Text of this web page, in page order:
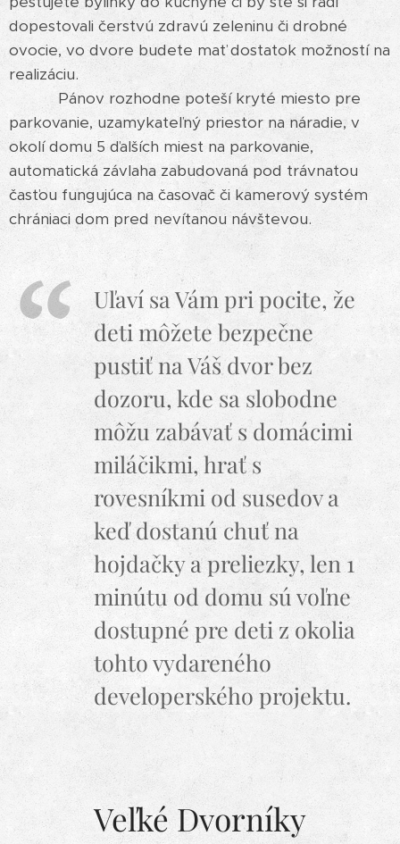
dopestovali čerstvú zdravú zeleninu či drobné
ovocie, vo dvore budete mať dostatok možností na
realizáciu.
Pánov rozhodne poteší kryté miesto pre
parkovanie, uzamykateľný priestor na náradie, v
okolí domu 5 ďalších miest na parkovanie,
automatická závlaha zabudovaná pod trávnatou
časťou fungujúca na časovač či kamerový systém
chrániaci dom pred nevítanou návštevou.
Uľaví sa Vám pri pocite, že
deti môžete bezpečne
pustiť na Váš dvor bez
dozoru, kde sa slobodne
môžu zabávať s domácimi
miláčikmi, hrať s
rovesníkmi od susedov a
keď dostanú chuť na
hojdačky a preliezky, len 1
minútu od domu sú voľne
dostupné pre deti z okolia
tohto vydareného
developerského projektu.
Veľké Dvorníky